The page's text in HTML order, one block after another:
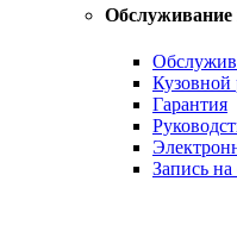
Обслуживание
Кузовной
Гарантия
Запись на